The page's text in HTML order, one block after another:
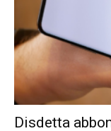
Disdetta